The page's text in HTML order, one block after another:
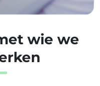
wie we